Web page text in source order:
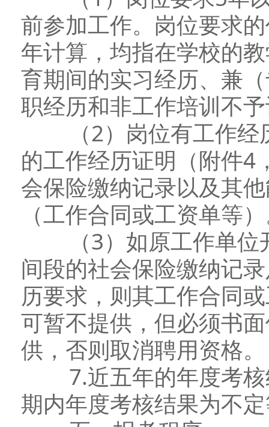
前参加工作。岗位要求
年计算，均指在学校的
育期间的实习经历、兼
职经历和非工作培训不
（2）岗位有工作经
的工作经历证明（附件4
会保险缴纳记录以及其
（工作合同或工资单等
（3）如原工作单位
间段的社会保险缴纳记
历要求，则其工作合同
可暂不提供，但必须书
供，否则取消聘用资格。
7.近五年的年度考核
期内年度考核结果为不